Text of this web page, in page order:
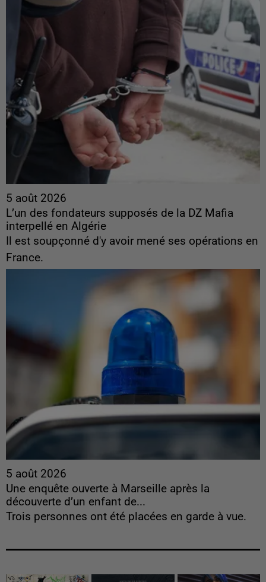
5 août 2026
L’un des fondateurs supposés de la DZ Mafia
interpellé en Algérie
Il est soupçonné d'y avoir mené ses opérations en
France.
5 août 2026
Une enquête ouverte à Marseille après la
découverte d’un enfant de...
Trois personnes ont été placées en garde à vue.